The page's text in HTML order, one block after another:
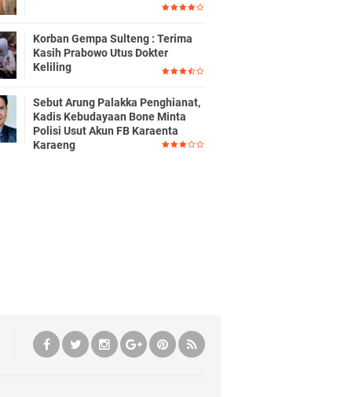
Korban Gempa Sulteng : Terima
Kasih Prabowo Utus Dokter
Keliling
Sebut Arung Palakka Penghianat,
Kadis Kebudayaan Bone Minta
Polisi Usut Akun FB Karaenta
Karaeng